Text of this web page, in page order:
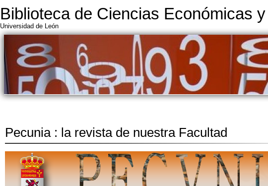
Biblioteca de Ciencias Económicas
Universidad de León
Pecunia : la revista de nuestra Facultad